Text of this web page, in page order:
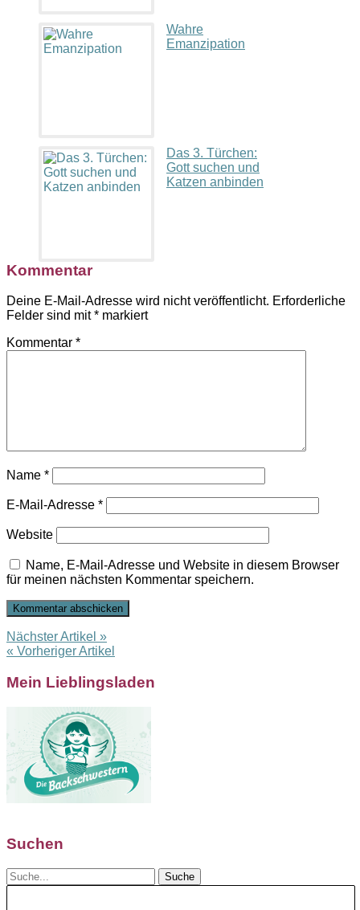
Wahre
Emanzipation
Das 3. Türchen:
Gott suchen und
Katzen anbinden
Kommentar
Deine E-Mail-Adresse wird nicht veröffentlicht. Erforderliche
Felder sind mit* markiert
Kommentar *
Name *
E-Mail-Adresse *
Website
Name, E-Mail-Adresse und Website in diesem Browser
für meinen nächsten Kommentar speichern.
Nächster Artikel »
« Vorheriger Artikel
Mein Lieblingsladen
Suchen